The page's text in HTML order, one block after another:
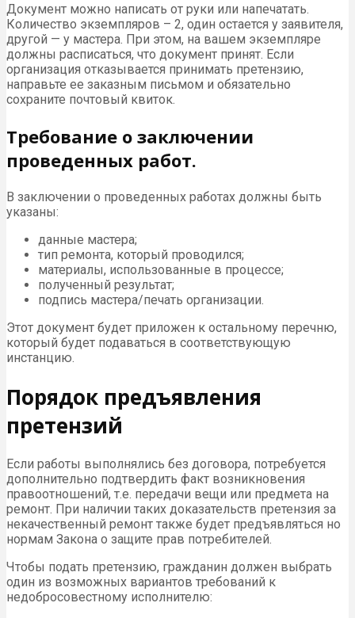
Документ можно написать от руки или напечатать.
Количество экземпляров – 2, один остается у заявителя,
другой — у мастера. При этом, на вашем экземпляре
должны расписаться, что документ принят. Если
организация отказывается принимать претензию,
направьте ее заказным письмом и обязательно
сохраните почтовый квиток.
Требование о заключении
проведенных работ.
В заключении о проведенных работах должны быть
указаны:
данные мастера;
тип ремонта, который проводился;
материалы, использованные в процессе;
полученный результат;
подпись мастера/печать организации.
Этот документ будет приложен к остальному перечню,
который будет подаваться в соответствующую
инстанцию.
Порядок предъявления
претензий
Если работы выполнялись без договора, потребуется
дополнительно подтвердить факт возникновения
правоотношений, т.е. передачи вещи или предмета на
ремонт. При наличии таких доказательств претензия за
некачественный ремонт также будет предъявляться но
нормам Закона о защите прав потребителей.
Чтобы подать претензию, гражданин должен выбрать
один из возможных вариантов требований к
недобросовестному исполнителю: